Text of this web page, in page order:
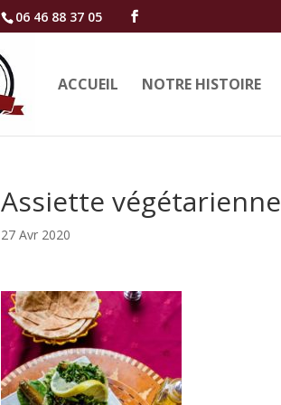
06 46 88 37 05
ACCUEIL NOTRE HISTOIRE
Assiette végétarienne
27 Avr 2020